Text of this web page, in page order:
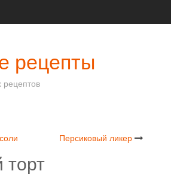
рецепты
рецептов
Персиковый ликер